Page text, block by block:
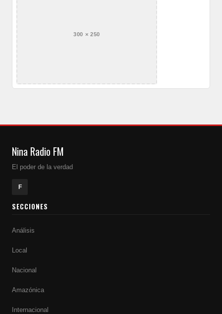
300 × 250
Nina Radio FM
El poder de la verdad
F
SECCIONES
Análisis
Local
Nacional
Amazónica
Internacional